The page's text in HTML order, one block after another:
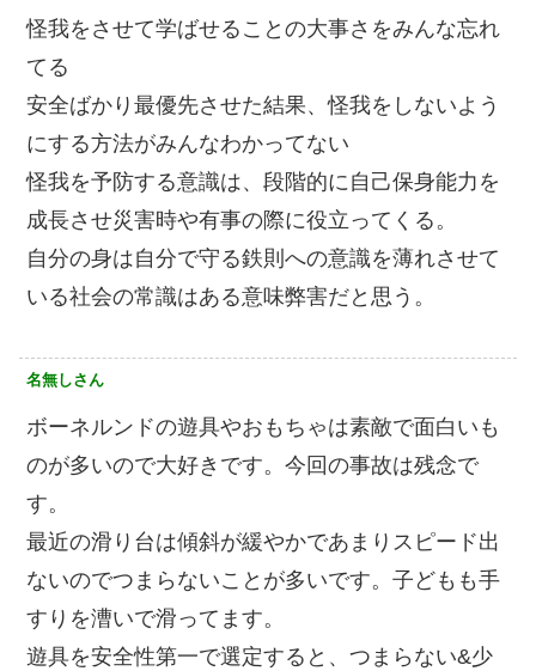
怪我をさせて学ばせることの大事さをみんな忘れ
てる
安全ばかり最優先させた結果、怪我をしないよう
にする方法がみんなわかってない
怪我を予防する意識は、段階的に自己保身能力を
成長させ災害時や有事の際に役立ってくる。
自分の身は自分で守る鉄則への意識を薄れさせて
いる社会の常識はある意味弊害だと思う。
名無しさん
ボーネルンドの遊具やおもちゃは素敵で面白いも
のが多いので大好きです。今回の事故は残念で
す。
最近の滑り台は傾斜が緩やかであまりスピード出
ないのでつまらないことが多いです。子どもも手
すりを漕いで滑ってます。
遊具を安全性第一で選定すると、つまらない&少